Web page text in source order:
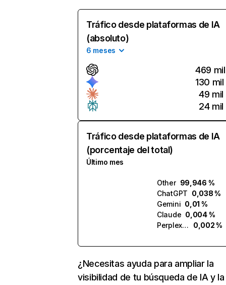
Tráfico desde plataformas de IA
(absoluto)
6 meses
469 mil
130 mil
49 mil
24 mil
Tráfico desde plataformas de IA
(porcentaje del total)
Último mes
Other 99,946 %
ChatGPT 0,038 %
Gemini 0,01 %
Claude 0,004 %
Perplexity
0,002 %
¿Necesitas ayuda para ampliar la
visibilidad de tu búsqueda de IA y la